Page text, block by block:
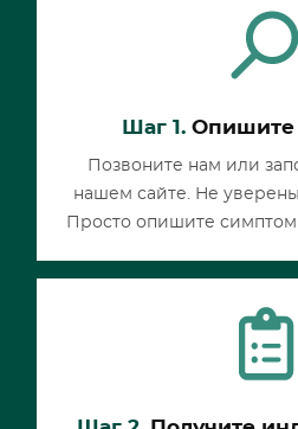
Шаг 1.Опишите
Позвоните нам или
нашем сайте. Не уверены
Просто опишите